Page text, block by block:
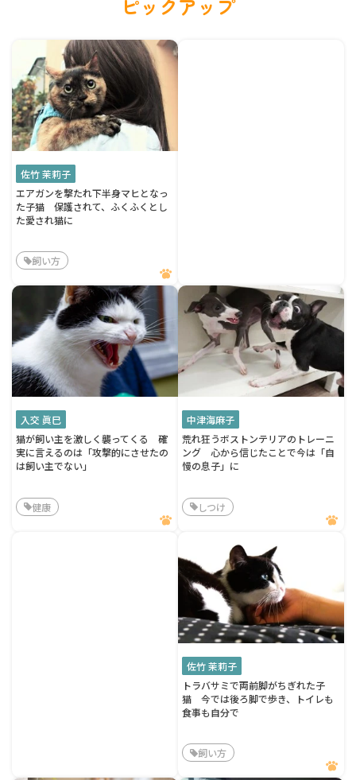
ピックアップ
佐竹 茉莉子
エアガンを撃たれ下半身マヒとなっ
た子猫 保護されて、ふくふくとし
た愛され猫に
飼い方
入交 眞巳
猫が飼い主を激しく襲ってくる 確
実に言えるのは「攻撃的にさせたの
は飼い主でない」
健康
中津海麻子
荒れ狂うボストンテリアのトレーニ
ング 心から信じたことで今は「自
慢の息子」に
しつけ
佐竹 茉莉子
トラバサミで両前脚がちぎれた子
猫 今では後ろ脚で歩き、トイレも
食事も自分で
飼い方